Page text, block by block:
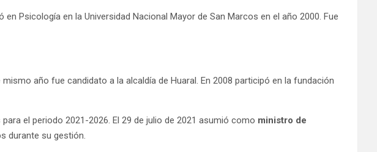
Psicología en la Universidad Nacional Mayor de San Marcos en el año 2000. Fue
año fue candidato a la alcaldía de Huaral. En 2008 participó en la fundación
el periodo 2021-2026. El 29 de julio de 2021 asumió como ministro de
durante su gestión.